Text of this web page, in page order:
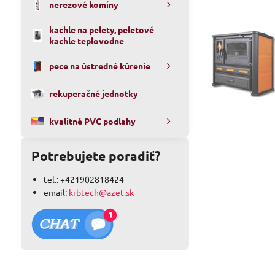
nerezové komíny
kachle na pelety, peletové
kachle teplovodne
pece na ústredné kúrenie
rekuperačné jednotky
kvalitné PVC podlahy
Potrebujete poradiť?
tel.: +421902818424
email: krbtech@azet.sk